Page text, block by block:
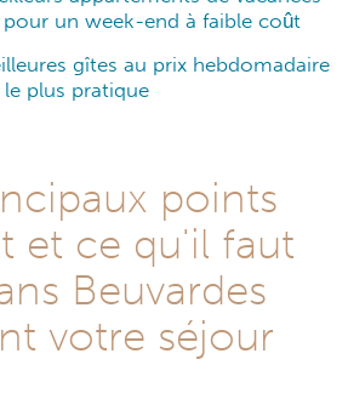
un week-end à faible coût
gîtes au prix hebdomadaire
le plus pratique
points
et ce qu'il faut
Beuvardes
votre séjour